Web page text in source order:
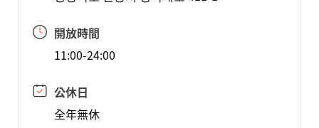
開放時間
11:00-24:00
公休日
全年無休